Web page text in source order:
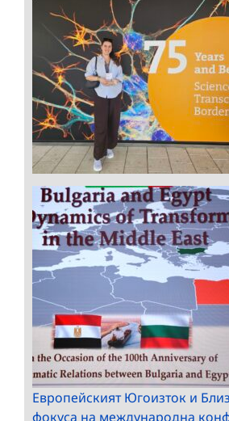
Европейският Югоизток и
фокуса на международна